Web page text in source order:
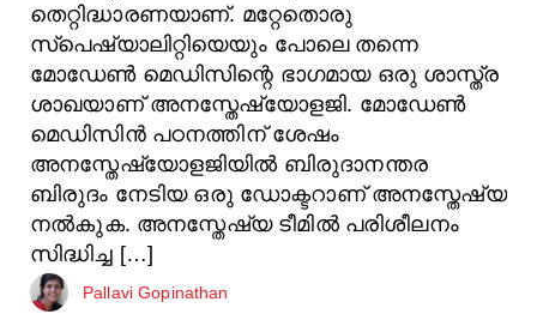
തെറ്റിദ്ധാരണയാണ്. മറ്റേതൊരു
സ്പെഷ്യാലിറ്റിയെയും പോലെ തന്നെ
മോഡേൺ മെഡിസിന്റെ ഭാഗമായ ഒരു ശാസ്ത്ര
ശാഖയാണ് അനസ്തേഷ്യോളജി. മോഡേൺ
മെഡിസിൻ പഠനത്തിന് ശേഷം
അനസ്തേഷ്യോളജിയിൽ ബിരുദാനന്തര
ബിരുദം നേടിയ ഒരു ഡോക്ടറാണ് അനസ്തേഷ്യ
നൽകുക. അനസ്തേഷ്യ ടീമിൽ പരിശീലനം
സിദ്ധിച്ച […]
Pallavi Gopinathan